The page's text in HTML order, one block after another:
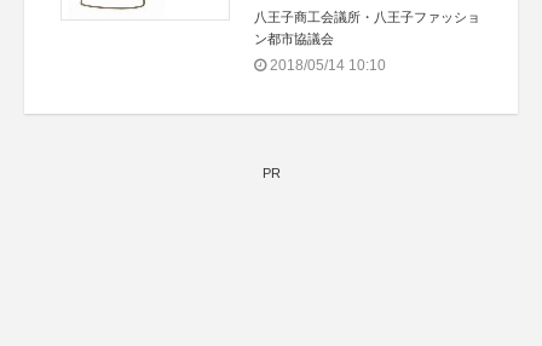
八王子商工会議所・八王子ファッショ
ン都市協議会
2018/05/14 10:10
PR